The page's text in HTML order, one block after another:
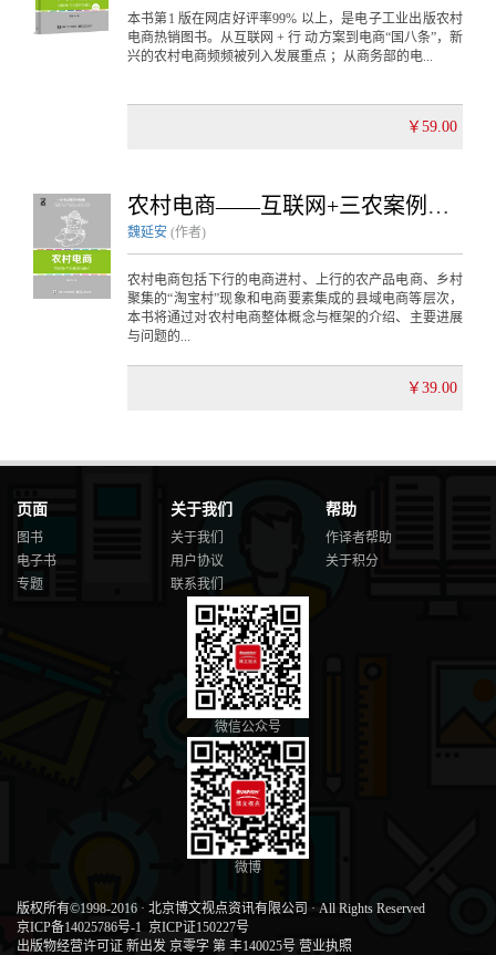
本书第1 版在网店好评率99% 以上，是电子工业出版农村
电商热销图书。从互联网 + 行 动方案到电商“国八条”，新
兴的农村电商频频被列入发展重点 ；从商务部的电...
￥59.00
农村电商——互联网+三农案例与模式
魏延安 (作者)
农村电商包括下行的电商进村、上行的农产品电商、乡村
聚集的“淘宝村”现象和电商要素集成的县域电商等层次，
本书将通过对农村电商整体概念与框架的介绍、主要进展
与问题的...
￥39.00
页面
图书
电子书
专题
关于我们
关于我们
用户协议
联系我们
帮助
作译者帮助
关于积分
微信公众号
微博
版权所有©1998-2016 · 北京博文视点资讯有限公司 · All Rights Reserved
京ICP备14025786号-1 京ICP证150227号
出版物经营许可证 新出发 京零字 第 丰140025号 营业执照